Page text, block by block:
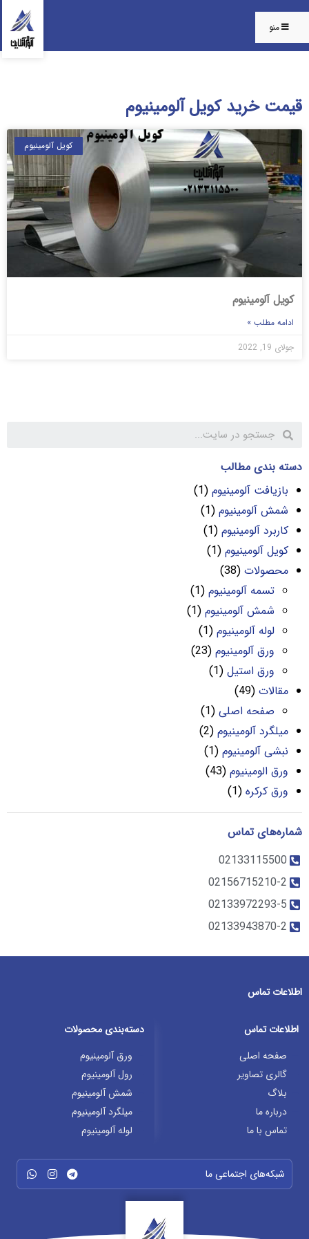
منو
قیمت خرید کویل آلومینیوم
کویل آلومینیوم
کویل آلومینیوم
ادامه مطلب »
جولای 19, 2022
دسته بندی مطالب
بازیافت آلومینیوم (1)
شمش آلومینیوم (1)
کاربرد آلومینیوم (1)
کویل آلومینیوم (1)
محصولات (38)
تسمه آلومینیوم (1)
شمش آلومینیوم (1)
لوله آلومینیوم (1)
ورق آلومینیوم (23)
ورق استیل (1)
مقالات (49)
صفحه اصلی (1)
میلگرد آلومینیوم (2)
نبشی آلومینیوم (1)
ورق الومینیوم (43)
ورق کرکره (1)
شماره‌های تماس
02133115500
02156715210-2
02133972293-5
02133943870-2
اطلاعات تماس
اطلاعات تماس
صفحه اصلی
گالری تصاویر
بلاگ
درباره ما
تماس با ما
دسته‌بندی محصولات
ورق آلومینیوم
رول آلومینیوم
شمش آلومینیوم
میلگرد آلومینیوم
لوله آلومینیوم
شبکه‌های اجتماعی ما